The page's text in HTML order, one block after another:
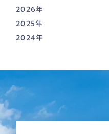
2026年
2025年
2024年